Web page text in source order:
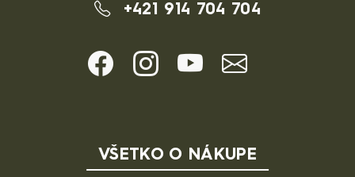
+421 914 704 704
VŠETKO O NÁKUPE